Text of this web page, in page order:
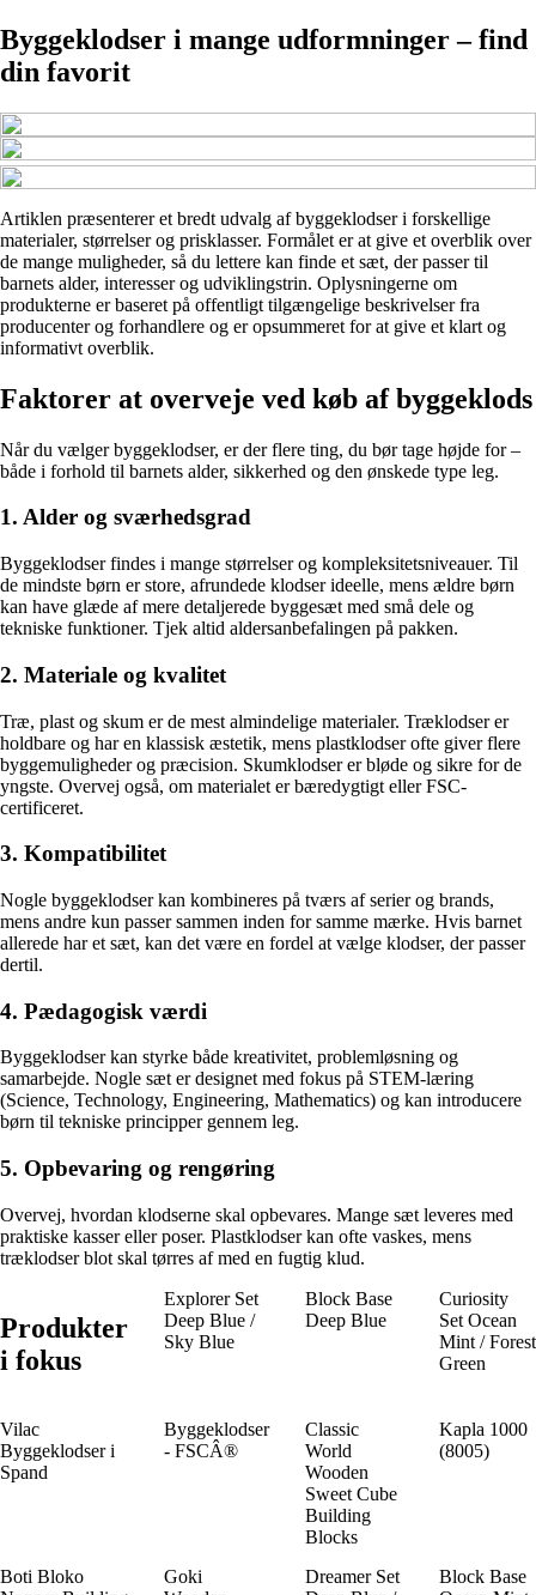
Byggeklodser i mange udformninger – find
din favorit
Artiklen præsenterer et bredt udvalg af byggeklodser i forskellige
materialer, størrelser og prisklasser. Formålet er at give et overblik over
de mange muligheder, så du lettere kan finde et sæt, der passer til
barnets alder, interesser og udviklingstrin. Oplysningerne om
produkterne er baseret på offentligt tilgængelige beskrivelser fra
producenter og forhandlere og er opsummeret for at give et klart og
informativt overblik.
Faktorer at overveje ved køb af byggeklods
Når du vælger byggeklodser, er der flere ting, du bør tage højde for –
både i forhold til barnets alder, sikkerhed og den ønskede type leg.
1. Alder og sværhedsgrad
Byggeklodser findes i mange størrelser og kompleksitetsniveauer. Til
de mindste børn er store, afrundede klodser ideelle, mens ældre børn
kan have glæde af mere detaljerede byggesæt med små dele og
tekniske funktioner. Tjek altid aldersanbefalingen på pakken.
2. Materiale og kvalitet
Træ, plast og skum er de mest almindelige materialer. Træklodser er
holdbare og har en klassisk æstetik, mens plastklodser ofte giver flere
byggemuligheder og præcision. Skumklodser er bløde og sikre for de
yngste. Overvej også, om materialet er bæredygtigt eller FSC-
certificeret.
3. Kompatibilitet
Nogle byggeklodser kan kombineres på tværs af serier og brands,
mens andre kun passer sammen inden for samme mærke. Hvis barnet
allerede har et sæt, kan det være en fordel at vælge klodser, der passer
dertil.
4. Pædagogisk værdi
Byggeklodser kan styrke både kreativitet, problemløsning og
samarbejde. Nogle sæt er designet med fokus på STEM-læring
(Science, Technology, Engineering, Mathematics) og kan introducere
børn til tekniske principper gennem leg.
5. Opbevaring og rengøring
Overvej, hvordan klodserne skal opbevares. Mange sæt leveres med
praktiske kasser eller poser. Plastklodser kan ofte vaskes, mens
træklodser blot skal tørres af med en fugtig klud.
Produkter
i fokus
Explorer Set
Deep Blue /
Sky Blue
Block Base
Deep Blue
Curiosity
Set Ocean
Mint / Forest
Green
Vilac
Byggeklodser i
Spand
Byggeklodser
- FSCÂ®
Classic
World
Wooden
Sweet Cube
Building
Blocks
Kapla 1000
(8005)
Boti Bloko
Goki
Dreamer Set
Block Base